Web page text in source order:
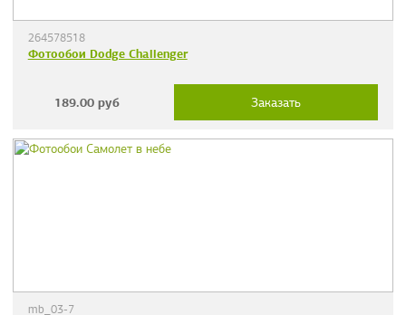
264578518
Фотообои Dodge Challenger
189.00 руб Заказать
mb_03-7